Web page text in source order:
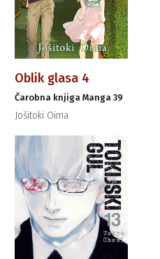
Oblik glasa 4
Čarobna knjiga Manga 39
Jošitoki Oima